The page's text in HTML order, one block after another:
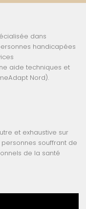
dans
handicapées
aide techniques et
Nord).
et exhaustive sur
souffrant de
de la santé